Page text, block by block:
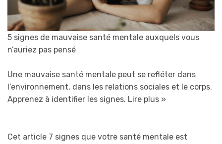
5 signes de mauvaise santé mentale auxquels vous
n’auriez pas pensé
Une mauvaise santé mentale peut se refléter dans
l’environnement, dans les relations sociales et le corps.
Apprenez à identifier les signes. Lire plus »
Cet article 7 signes que votre santé mentale est